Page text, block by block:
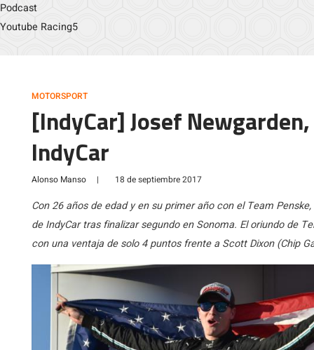
Podcast
Youtube Racing5
MOTORSPORT
[IndyCar] Josef
IndyCar
Alonso Manso | 18 de septiembre 2017
Con 26 años de edad y en su primer año con el Team
de IndyCar tras finalizar segundo en Sonoma. El oriundo de
con una ventaja de solo 4 puntos frente a Scott Dixon (Chip